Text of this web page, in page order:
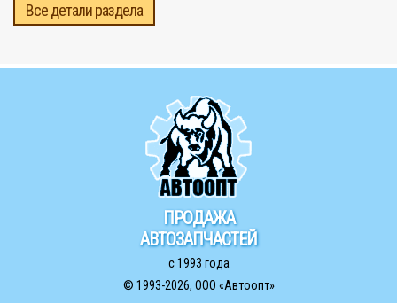
Все детали раздела
ПРОДАЖА
АВТОЗАПЧАСТЕЙ
с 1993 года
© 1993-2026, ООО «Автоопт»